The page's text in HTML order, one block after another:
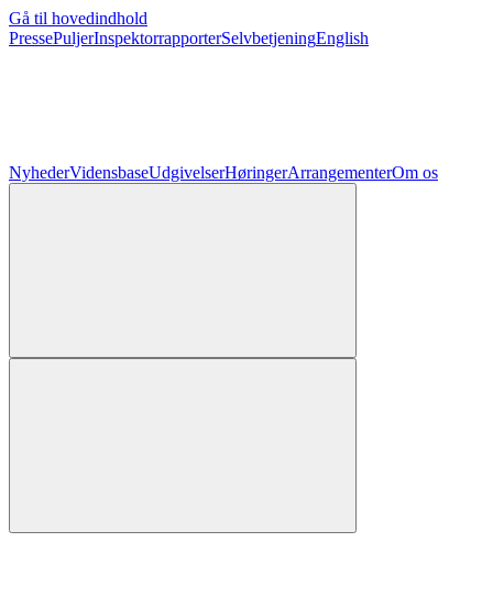
Gå til hovedindhold
PressePuljerInspektorrapporterSelvbetjeningEnglish
NyhederVidensbaseUdgivelserHøringerArrangementerOm os